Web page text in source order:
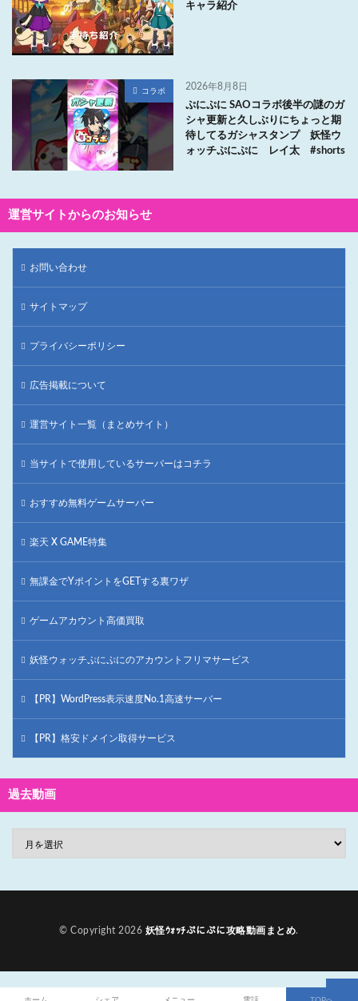
キャラ紹介
コラボ 2026年8月8日
ぷにぷに SAOコラボ後半の謎のガ
シャ更新と久しぶりにちょっと期
待してるガシャスタンプ 妖怪ウ
ォッチぷにぷに レイ太 #shorts
運営サイトからのお知らせ
お問い合わせ
サイトマップ
プライバシーポリシー
広告掲載について
運営サイト一覧（まとめサイト）
当サイトで使用しているサーバーはコチラ
おすすめ無料ゲームサーバー
楽天 X GAME特集
無課金でYポイントをGETする裏ワザ
ゲームアカウント高価買取
妖怪ウォッチぷにぷにのアカウントフリマサービス
【PR】WordPress表示速度No.1高速サーバー
【PR】格安ドメイン取得サービス
過去動画
© Copyright 2026 妖怪ｳｫｯﾁぷにぷに攻略動画まとめ.